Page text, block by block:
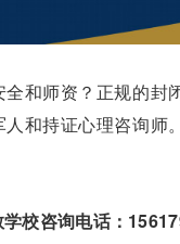
和师资？正规的封
和持证心理咨询师
校咨询电话：